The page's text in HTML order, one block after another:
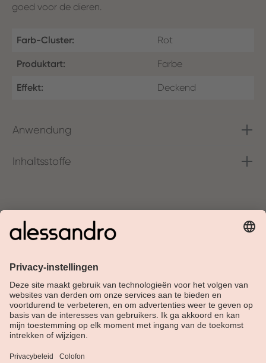
goed voor de dieren.
Farb-Cluster: Rot
Produktart: Farbe
Effekt: Deckend
Anwendung
Inhaltsstoffe
Over Alessandro
Shop